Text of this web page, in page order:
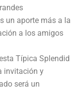
un aporte más a la
a los amigos
Típica Splendid
invitación y
será un